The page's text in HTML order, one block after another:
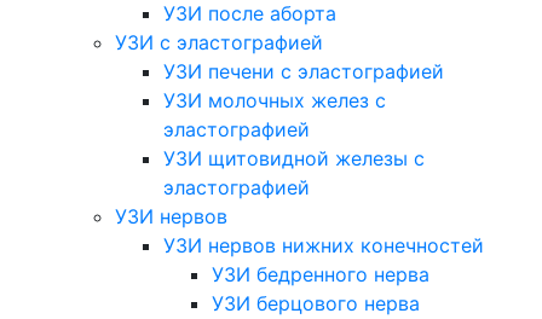
УЗИ после аборта
УЗИ с эластографией
УЗИ печени с эластографией
УЗИ молочных желез с
эластографией
УЗИ щитовидной железы с
эластографией
УЗИ нервов
УЗИ нервов нижних конечностей
УЗИ бедренного нерва
УЗИ берцового нерва